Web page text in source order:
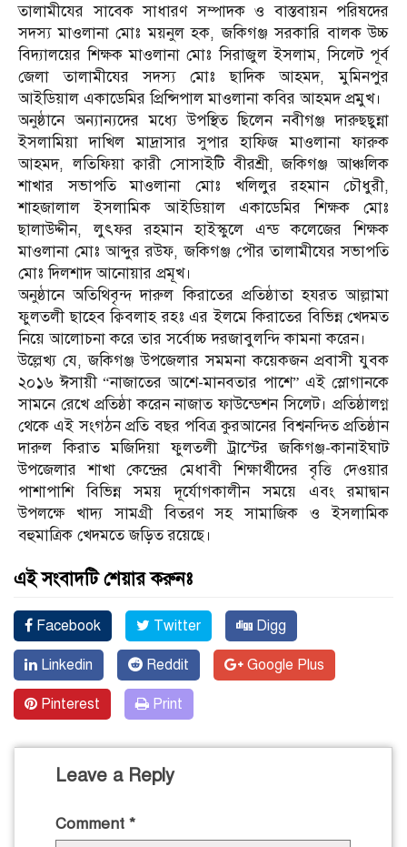
তালামীযের সাবেক সাধারণ সম্পাদক ও বাস্তবায়ন পরিষদের
সদস্য মাওলানা মোঃ ময়নুল হক, জকিগঞ্জ সরকারি বালক উচ্চ
বিদ্যালয়ের শিক্ষক মাওলানা মোঃ সিরাজুল ইসলাম, সিলেট পূর্ব
জেলা তালামীযের সদস্য মোঃ ছাদিক আহমদ, মুমিনপুর
আইডিয়াল একাডেমির প্রিন্সিপাল মাওলানা কবির আহমদ প্রমুখ।
অনুষ্ঠানে অন্যান্যদের মধ্যে উপস্থিত ছিলেন নবীগঞ্জ দারুছছুন্না
ইসলামিয়া দাখিল মাদ্রাসার সুপার হাফিজ মাওলানা ফারুক
আহমদ, লতিফিয়া ক্বারী সোসাইটি বীরশ্রী, জকিগঞ্জ আঞ্চলিক
শাখার সভাপতি মাওলানা মোঃ খলিলুর রহমান চৌধুরী,
শাহজালাল ইসলামিক আইডিয়াল একাডেমির শিক্ষক মোঃ
ছালাউদ্দীন, লুৎফর রহমান হাইস্কুলে এন্ড কলেজের শিক্ষক
মাওলানা মোঃ আব্দুর রউফ, জকিগঞ্জ পৌর তালামীযের সভাপতি
মোঃ দিলশাদ আনোয়ার প্রমূখ।
অনুষ্ঠানে অতিথিবৃন্দ দারুল কিরাতের প্রতিষ্ঠাতা হযরত আল্লামা
ফুলতলী ছাহেব ক্বিবলাহ রহঃ এর ইলমে কিরাতের বিভিন্ন খেদমত
নিয়ে আলোচনা করে তার সর্বোচ্চ দরজাবুলন্দি কামনা করেন।
উল্লেখ্য যে, জকিগঞ্জ উপজেলার সমমনা কয়েকজন প্রবাসী যুবক
২০১৬ ঈসায়ী “নাজাতের আশে-মানবতার পাশে” এই স্লোগানকে
সামনে রেখে প্রতিষ্ঠা করেন নাজাত ফাউন্ডেশন সিলেট। প্রতিষ্ঠালগ্ন
থেকে এই সংগঠন প্রতি বছর পবিত্র কুরআনের বিশ্বনন্দিত প্রতিষ্ঠান
দারুল কিরাত মজিদিয়া ফুলতলী ট্রাস্টের জকিগঞ্জ-কানাইঘাট
উপজেলার শাখা কেন্দ্রের মেধাবী শিক্ষার্থীদের বৃত্তি দেওয়ার
পাশাপাশি বিভিন্ন সময় দূর্যোগকালীন সময়ে এবং রমাদ্বান
উপলক্ষে খাদ্য সামগ্রী বিতরণ সহ সামাজিক ও ইসলামিক
বহুমাত্রিক খেদমতে জড়িত রয়েছে।
এই সংবাদটি শেয়ার করুনঃ
Facebook Twitter Digg
Linkedin Reddit Google Plus
Pinterest Print
Leave a Reply
Comment *